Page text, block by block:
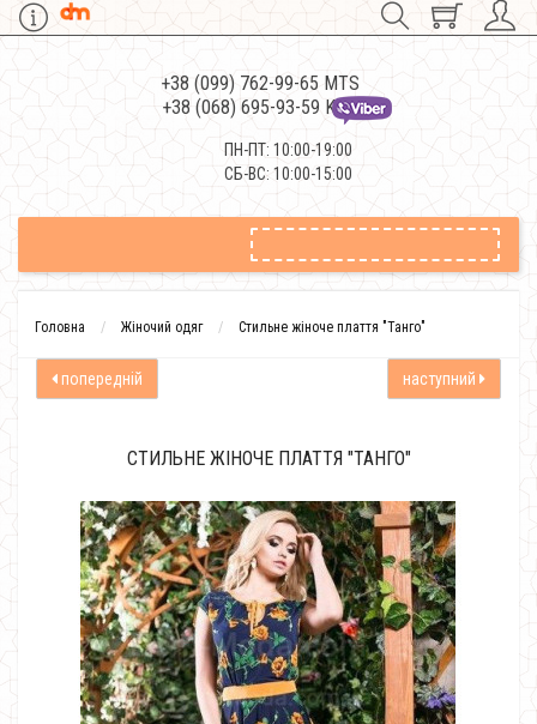
+38 (099) 762-99-65 MTS
+38 (068) 695-93-59 Kievstar
ПН-ПТ: 10:00-19:00
СБ-ВС: 10:00-15:00
Головна Жіночий одяг Стильне жіноче плаття "Танго"
попередній наступний
СТИЛЬНЕ ЖІНОЧЕ ПЛАТТЯ "ТАНГО"